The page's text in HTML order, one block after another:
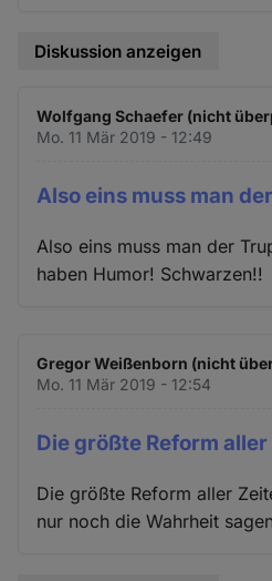
Diskussion anzeigen
Wolfgang Schaefer (nicht
Mo. 11 Mär 2019 - 12:49
Also eins muss man
Also eins muss man der
haben Humor! Schwarzen!!
Gregor Weißenborn (nicht
Mo. 11 Mär 2019 - 12:54
Die größte Reform aller
Die größte Reform aller
nur noch die Wahrheit